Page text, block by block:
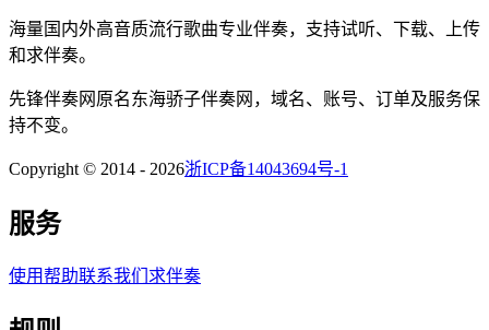
海量国内外高音质流行歌曲专业伴奏，支持试听、下载、上传
和求伴奏。
先锋伴奏网 原名东海骄子伴奏网 ，域名、账号、订单及服务保
持不变。
Copyright © 2014 - 2026浙ICP备14043694号-1
服务
使用帮助联系我们 求伴奏